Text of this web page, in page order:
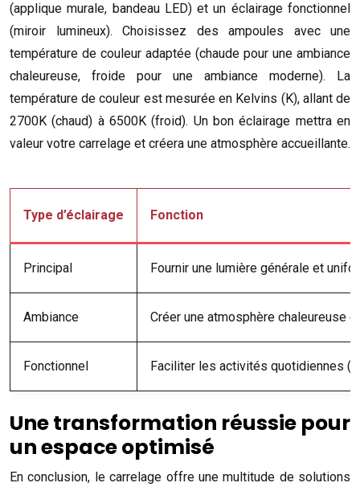
(applique murale, bandeau LED) et un éclairage fonctionnel
(miroir lumineux). Choisissez des ampoules avec une
température de couleur adaptée (chaude pour une ambiance
chaleureuse, froide pour une ambiance moderne). La
température de couleur est mesurée en Kelvins (K), allant de
2700K (chaud) à 6500K (froid). Un bon éclairage mettra en
valeur votre carrelage et créera une atmosphère accueillante.
Type d’éclairage Fonction
Principal Fournir une lumière générale et
Ambiance Créer une atmosphère chaleureuse
Fonctionnel Faciliter les activités quotidiennes
Une transformation réussie pour
un espace optimisé
En conclusion, le carrelage offre une multitude de solutions